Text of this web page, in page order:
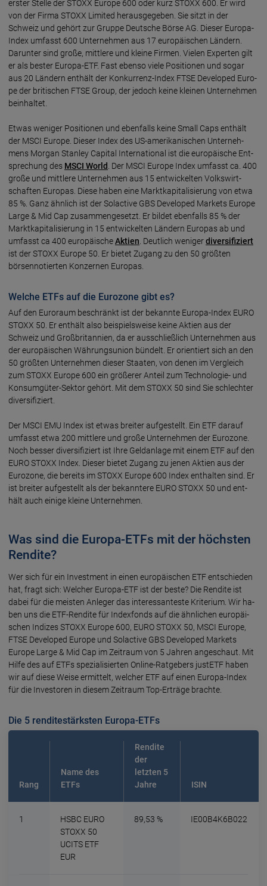
ers­ter Stel­le der STOXX Europe 600 oder kurz STOXX 600. Er wird
von der Firma STOXX Limi­ted heraus­ge­ge­ben. Sie sitzt in der
Schweiz und ge­hört zur Gruppe Deut­sche Bör­se AG. Dieser Euro­pa-
Index um­fasst 600 Unter­neh­men aus 17 euro­päi­schen Län­dern.
Darun­ter sind große, mittle­re und klei­ne Fir­men. Vie­len Exper­ten gilt
er als bes­ter Euro­pa-ETF. Fast eben­so vie­le Posi­tio­nen und so­gar
aus 20 Län­dern ent­hält der Konkur­renz-In­dex FTSE Deve­loped Euro­
pe der briti­schen FTSE Group, der je­doch keine klei­nen Unter­neh­men
bein­hal­tet.
Etwas weni­ger Posi­tio­nen und eben­falls keine Small Caps ent­hält
der MSCI Euro­pe. Dieser Index des US-ameri­kani­schen Unter­neh­
mens Mor­gan Stan­ley Capi­tal Inter­natio­nal ist die euro­päi­sche Ent­
spre­chung des MSCI World . Der MSCI Europe In­dex um­fasst ca. 400
große und mitt­le­re Unter­neh­men aus 15 entwickel­ten Volks­wirt­
schaf­ten Euro­pas. Diese haben eine Markt­kapita­li­sie­rung von etwa
85 %. Ganz ähn­lich ist der Sol­active GBS Deve­loped Mar­kets Euro­pe
Lar­ge & Mid Cap zusam­men­ge­setzt. Er bil­det eben­falls 85 % der
Markt­kapi­tali­sierung in 15 entwickel­ten Län­dern Euro­pas ab und
um­fasst ca 400 euro­päi­scheAk­tien . Deut­lich weni­gerdiversi­fi­ziert
ist der STOXX Europe 50. Er bie­tet Zu­gang zu den 50 größ­ten
börsen­notier­ten Kon­zer­nen Euro­pas.
Welche ETFs auf die Eurozone gibt es?
Auf den Euro­raum be­schränkt ist der be­kann­te Euro­pa-Index EURO
STOXX 50. Er ent­hält also bei­spiels­weise keine Ak­tien aus der
Schweiz und Groß­britan­nien, da er aus­schließ­lich Unter­neh­men aus
der euro­päi­schen Währungs­union bün­delt. Er orien­tiert sich an den
50 größ­ten Unter­neh­men dieser Staa­ten, von denen im Ver­gleich
zum STOXX Europe 600 ein größe­rer An­teil zum Techno­lo­gie- und
Konsum­gü­ter-Sek­tor ge­hört. Mit dem STOXX 50 sind Sie schlech­ter
diver­si­fi­ziert.
Der MSCI EMU Index ist etwas brei­ter auf­ge­stellt. Ein ETF da­rauf
um­fasst etwa 200 mitt­lere und große Unter­neh­men der Euro­zone.
Noch bes­ser diver­sifi­ziert ist Ihre Geld­an­lage mit einem ETF auf den
EURO STOXX Index. Dieser bie­tet Zu­gang zu jenen Ak­tien aus der
Euro­zone, die be­reits im STOXX Europe 600 Index ent­hal­ten sind. Er
ist brei­ter auf­ge­stellt als der bekann­te­re EURO STOXX 50 und ent­
hält auch eini­ge kleine Unter­neh­men.
Was sind die Europa-ETFs mit der höchsten
Rendite?
Wer sich für ein Invest­ment in einen euro­päi­schen ETF entschie­den
hat, fragt sich: Wel­cher Euro­pa-ETF ist der bes­te? Die Rendi­te ist
dabei für die meis­ten Anle­ger das interes­san­tes­te Krite­rium. Wir ha­
ben uns die ETF-Ren­di­te für Index­fonds auf die ähn­li­chen euro­päi­
schen Indi­zes STOXX Europe 600, EURO STOXX 50, MSCI Europe,
FTSE Developed Europe und Solactive GBS Developed Markets
Europe Large & Mid Cap im Zeitraum von 5 Jah­ren ange­schaut. Mit
Hil­fe des auf ETFs speziali­sier­ten Online-Rat­ge­bers justETF haben
wir auf diese Weise ermit­telt, wel­cher ETF auf einen Europa-Index
für die Inves­to­ren in diesem Zeit­raum Top-Er­trä­ge brach­te.
Die 5 renditestärksten Europa-ETFs
Rang
Name des
ETFs
Rendite
der
letzten 5
Jahre
ISIN
1
HSBC EURO
STOXX 50
UCITS ETF
EUR
89,53 % IE00B4K6B022